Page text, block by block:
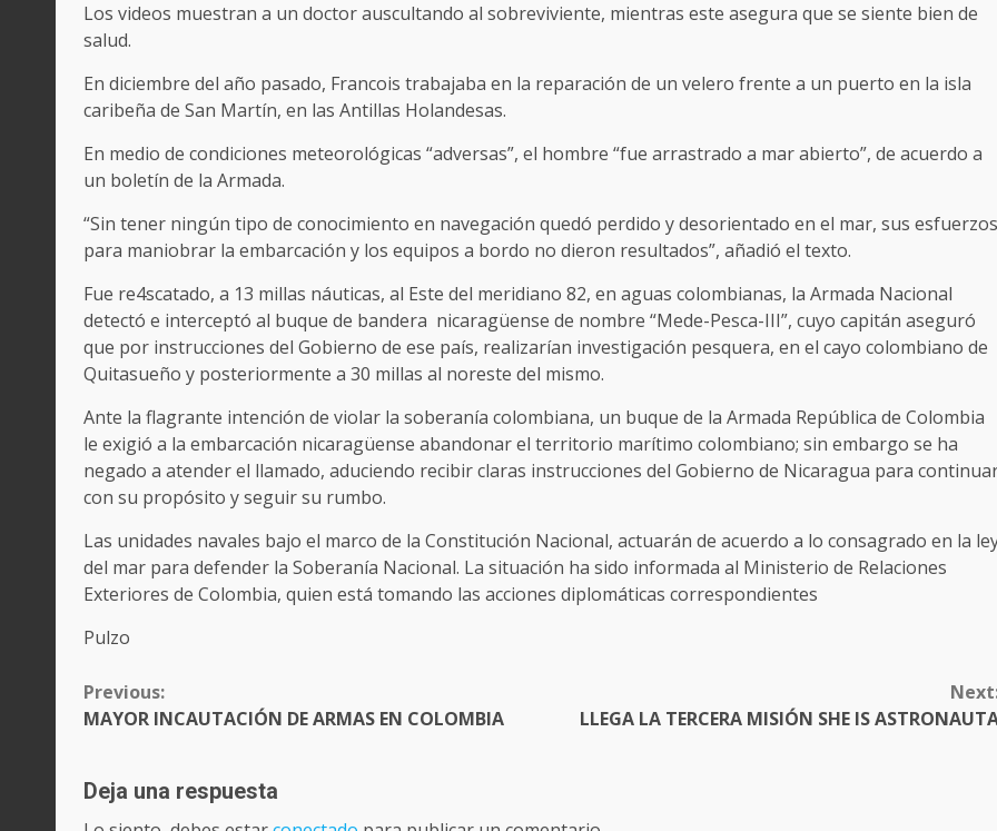
Los videos muestran a un doctor auscultando al sobreviviente, mientras este asegura que se siente bien de
salud.
En diciembre del año pasado, Francois trabajaba en la reparación de un velero frente a un puerto en la isla
caribeña de San Martín, en las Antillas Holandesas.
En medio de condiciones meteorológicas “adversas”, el hombre “fue arrastrado a mar abierto”, de acuerdo a
un boletín de la Armada.
“Sin tener ningún tipo de conocimiento en navegación quedó perdido y desorientado en el mar, sus esfuerzos
para maniobrar la embarcación y los equipos a bordo no dieron resultados”, añadió el texto.
Fue re4scatado, a 13 millas náuticas, al Este del meridiano 82, en aguas colombianas, la Armada Nacional
detectó e interceptó al buque de bandera nicaragüense de nombre “Mede-Pesca-III”, cuyo capitán aseguró
que por instrucciones del Gobierno de ese país, realizarían investigación pesquera, en el cayo colombiano de
Quitasueño y posteriormente a 30 millas al noreste del mismo.
Ante la flagrante intención de violar la soberanía colombiana, un buque de la Armada República de Colombia
le exigió a la embarcación nicaragüense abandonar el territorio marítimo colombiano; sin embargo se ha
negado a atender el llamado, aduciendo recibir claras instrucciones del Gobierno de Nicaragua para
con su propósito y seguir su rumbo.
Las unidades navales bajo el marco de la Constitución Nacional, actuarán de acuerdo a lo consagrado en la
del mar para defender la Soberanía Nacional. La situación ha sido informada al Ministerio de Relaciones
Exteriores de Colombia, quien está tomando las acciones diplomáticas correspondientes
Pulzo
CONTINUE
READING
Previous:
MAYOR INCAUTACIÓN DE ARMAS EN COLOMBIA
LLEGA LA TERCERA MISIÓN SHE IS
Deja una respuesta